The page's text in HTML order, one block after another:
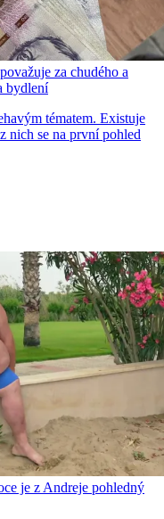
za chudého a
bydlení
tématem. Existuje
nich se na první pohled
je z Andreje pohledný